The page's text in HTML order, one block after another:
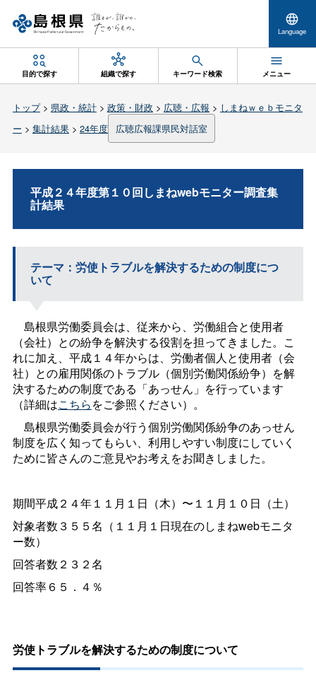
Language
目的で探す 組織で探す キーワード検索 メニュー
トップ> 県政・統計> 政策・財政 > 広聴・広報 > しまねｗｅｂモニタ
ー > 集計結果> 24年度 広聴広報課県民対話室
平成２４年度第１０回しまねwebモニター調査集
計結果
テーマ：労使トラブルを解決するための制度につ
いて
島根県労働委員会は、従来から、労働組合と使用者
（会社）との紛争を解決する役割を担ってきました。こ
れに加え、平成１４年からは、労働者個人と使用者（会
社）との雇用関係のトラブル（個別労働関係紛争）を解
決するための制度である「あっせん」を行っています
（詳細はこちらをご参照ください）。
島根県労働委員会が行う個別労働関係紛争のあっせん
制度を広く知ってもらい、利用しやすい制度にしていく
ために皆さんのご意見やお考えをお聞きしました。
期間平成２４年１１月１日（木）〜１１月１０日（土）
対象者数３５５名（１１月１日現在のしまねwebモニタ
ー数）
回答者数２３２名
回答率６５．４％
労使トラブルを解決するための制度について